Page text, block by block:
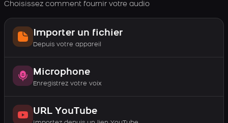
Choisissez comment fournir votre audio
Importer un fichier
Depuis votre appareil
Microphone
Enregistrez votre voix
URL YouTube